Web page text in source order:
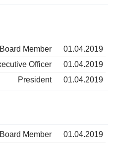
Member
01.04.2019
Officer
01.04.2019
President
01.04.2019
Member
01.04.2019